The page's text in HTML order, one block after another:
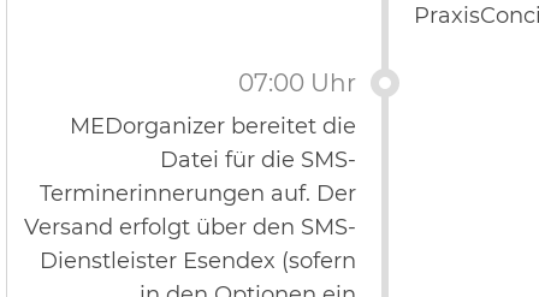
07:00 Uhr
MEDorganizer bereitet die
Datei für die SMS-
Terminerinnerungen auf. Der
Versand erfolgt über den SMS-
Dienstleister Esendex (sofern